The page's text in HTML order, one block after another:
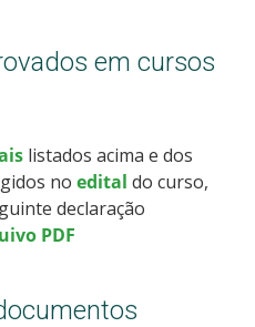
em cursos
listados acima e dos
no edital do curso,
declaração
PDF